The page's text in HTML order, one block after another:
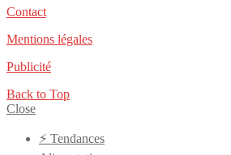
Contact
Mentions légales
Publicité
Back to Top
Close
⚡️ Tendances